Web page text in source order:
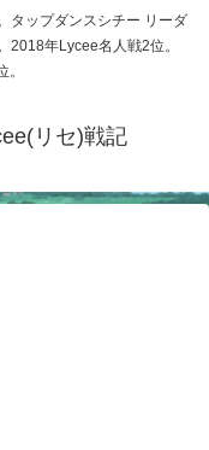
タップダンスシチー リーダ
年Lycee名人戦2位。
リセ)戦記